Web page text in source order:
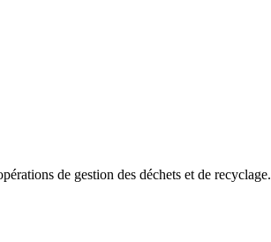
de gestion des déchets et de recyclage.